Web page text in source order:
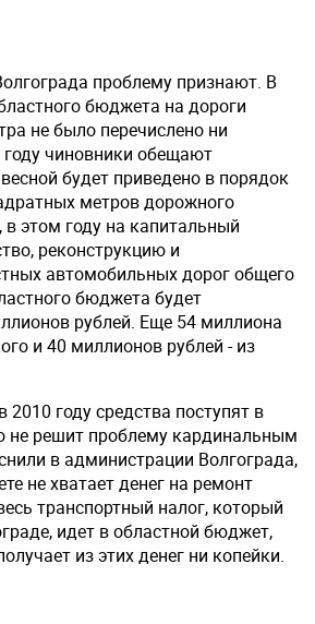
проблему признают. В
бюджета на дороги
не было перечислено ни
чиновники обещают
будет приведено в порядок
метров дорожного
этом году на капитальный
реконструкцию и
автомобильных дорог общего
бюджета будет
рублей. Еще 54 миллиона
и 40 миллионов рублей - из
году средства поступят в
не решит проблему кардинальным
в администрации Волгограда,
не хватает денег на ремонт
транспортный налог, который
идет в областной бюджет,
из этих денег ни копейки.